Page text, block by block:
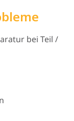
bei Teil /